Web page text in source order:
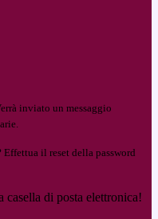
inviato un messaggio
il reset della password
di posta elettronica!